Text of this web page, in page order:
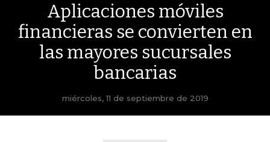
Aplicaciones móviles
financieras se convierten en
las mayores sucursales
bancarias
miércoles, 11 de septiembre de 2019